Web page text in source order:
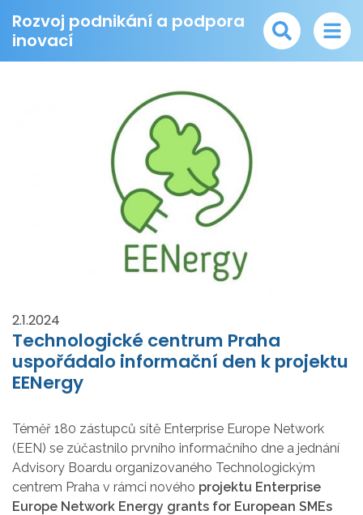
Rozvoj podnikání a podpora
inovací
2.1.2024
Technologické centrum Praha
uspořádalo informační den k projektu
EENergy
Téměř 180 zástupců sítě Enterprise Europe Network
(EEN) se zúčastnilo prvního informačního dne a jednání
Advisory Boardu organizovaného Technologickým
centrem Praha v rámci nového projektu Enterprise
Europe Network Energy grants for European SMEs